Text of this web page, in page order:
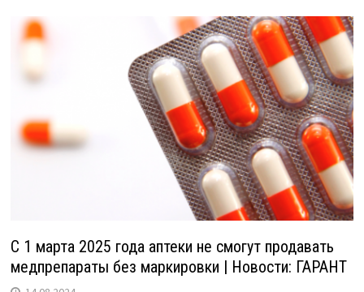
С 1 марта 2025 года аптеки не смогут продавать
медпрепараты без маркировки | Новости: ГАРАНТ